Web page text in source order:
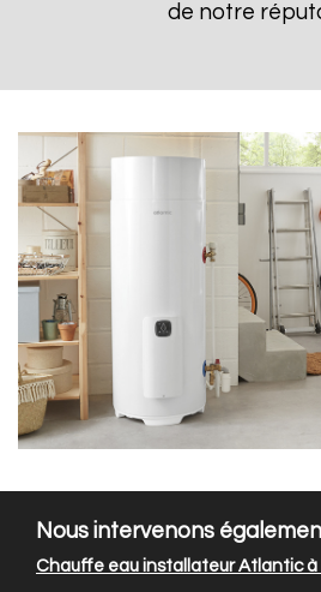
de notre
Nous intervenons
Chauffe eau installateur Atlantic à